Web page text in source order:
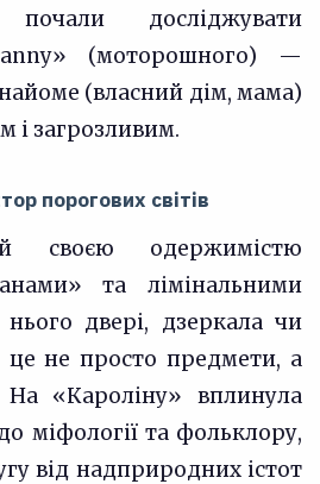
досліджувати
(моторошного) —
(власний дім, мама)
і загрозливим.
порогових світів
своєю одержимістю
та лімінальними
двері, дзеркала чи
це не просто предмети, а
«Кароліну» вплинула
міфології та фольклору,
від надприродних істот